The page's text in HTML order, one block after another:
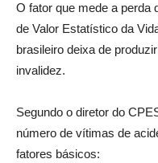
O fator que mede a perda
de Valor Estatístico da
brasileiro deixa de
invalidez.
Segundo o diretor do
número de vítimas de
fatores básicos: